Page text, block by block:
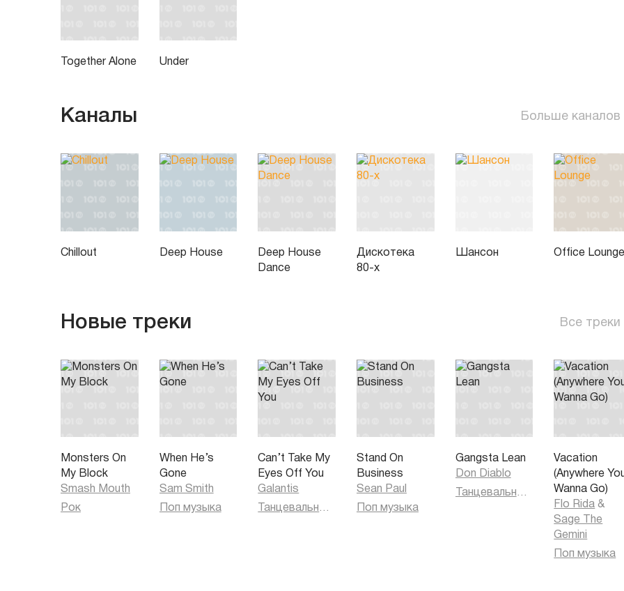
Together Alone Under
Каналы Больше каналов
Chillout Deep House
Deep House
Dance
Дискотека
80-х
Шансон Office
Новые треки Все треки
Monsters On
My Block
Smash Mouth
Рок
When He’s
Gone
Sam Smith
Поп музыка
Can’t Take My
Eyes Off You
Galantis
Stand On
Business
Sean Paul
Поп музыка
Gangsta Lean
Don Diablo
Vacation
(Anywhere
Wanna Go)
Flo Rida &
Sage The
Gemini
Поп музыка